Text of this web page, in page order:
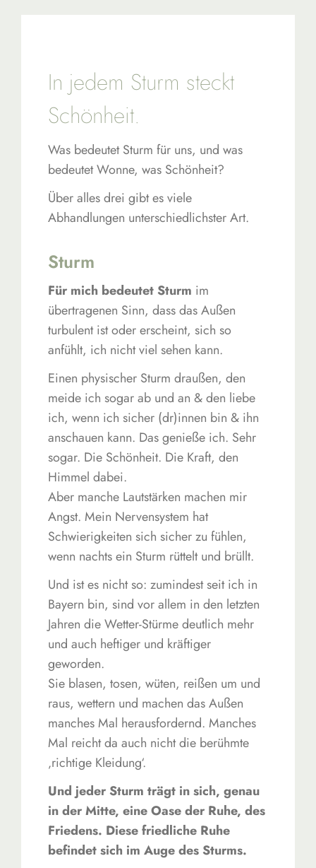
In jedem Sturm steckt
Schönheit.
Was bedeutet Sturm für uns, und was
bedeutet Wonne, was Schönheit?
Über alles drei gibt es viele
Abhandlungen unterschiedlichster Art.
Sturm
Für mich bedeutet Sturm im
übertragenen Sinn, dass das Außen
turbulent ist oder erscheint, sich so
anfühlt, ich nicht viel sehen kann.
Einen physischer Sturm draußen, den
meide ich sogar ab und an & den liebe
ich, wenn ich sicher (dr)innen bin & ihn
anschauen kann. Das genieße ich. Sehr
sogar. Die Schönheit. Die Kraft, den
Himmel dabei.
Aber manche Lautstärken machen mir
Angst. Mein Nervensystem hat
Schwierigkeiten sich sicher zu fühlen,
wenn nachts ein Sturm rüttelt und brüllt.
Und ist es nicht so: zumindest seit ich in
Bayern bin, sind vor allem in den letzten
Jahren die Wetter-Stürme deutlich mehr
und auch heftiger und kräftiger
geworden.
Sie blasen, tosen, wüten, reißen um und
raus, wettern und machen das Außen
manches Mal herausfordernd. Manches
Mal reicht da auch nicht die berühmte
‚richtige Kleidung‘.
Und jeder Sturm trägt in sich, genau
in der Mitte, eine Oase der Ruhe, des
Friedens. Diese friedliche Ruhe
befindet sich im Auge des Sturms.